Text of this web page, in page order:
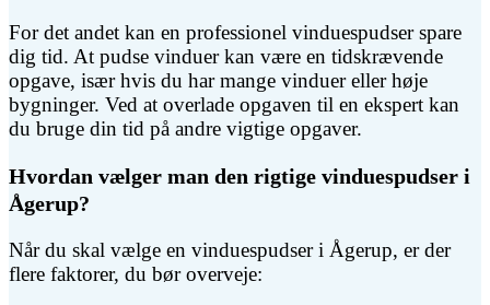
For det andet kan en professionel vinduespudser spare
dig tid. At pudse vinduer kan være en tidskrævende
opgave, især hvis du har mange vinduer eller høje
bygninger. Ved at overlade opgaven til en ekspert kan
du bruge din tid på andre vigtige opgaver.
Hvordan vælger man den rigtige vinduespudser i
Ågerup?
Når du skal vælge en vinduespudser i Ågerup, er der
flere faktorer, du bør overveje: